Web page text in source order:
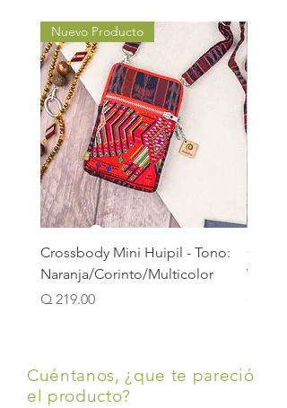
Nuevo Producto
Crossbody Mini Huipil - Tono:
Naranja/Corinto/Multicolor
Precio
Q 219.00
Precio
Q
Cuéntanos, ¿que te pareció
el producto?